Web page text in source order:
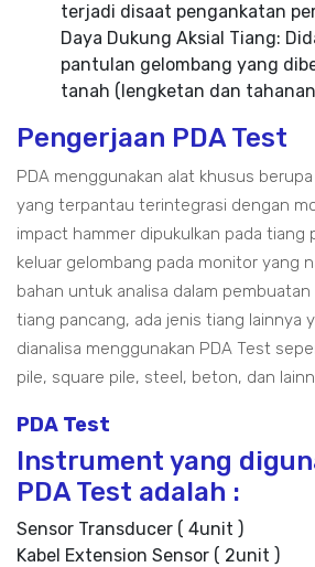
terjadi disaat pengankatan
Daya Dukung Aksial Tiang:
pantulan gelombang yang
tanah (lengketan dan
Pengerjaan PDA Test
PDA menggunakan alat khusus
yang terpantau terintegrasi dengan
impact hammer dipukulkan pada tiang
keluar gelombang pada monitor yang
bahan untuk analisa dalam pembuatan
tiang pancang, ada jenis tiang lainnya
dianalisa menggunakan PDA Test
pile, square pile, steel, beton, dan
PDA Test
Instrument yang
PDA Test adalah :
Sensor Transducer ( 4unit )
Kabel Extension Sensor ( 2unit )